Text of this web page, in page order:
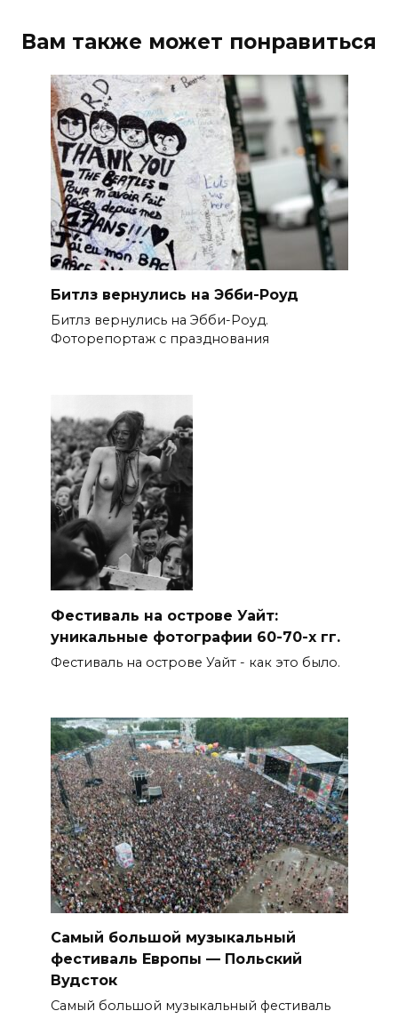
Вам также может понравиться
Битлз вернулись на Эбби-Роуд
Битлз вернулись на Эбби-Роуд.
Фоторепортаж с празднования
Фестиваль на острове Уайт:
уникальные фотографии 60-70-х гг.
Фестиваль на острове Уайт - как это было.
Самый большой музыкальный
фестиваль Европы — Польский
Вудсток
Самый большой музыкальный фестиваль